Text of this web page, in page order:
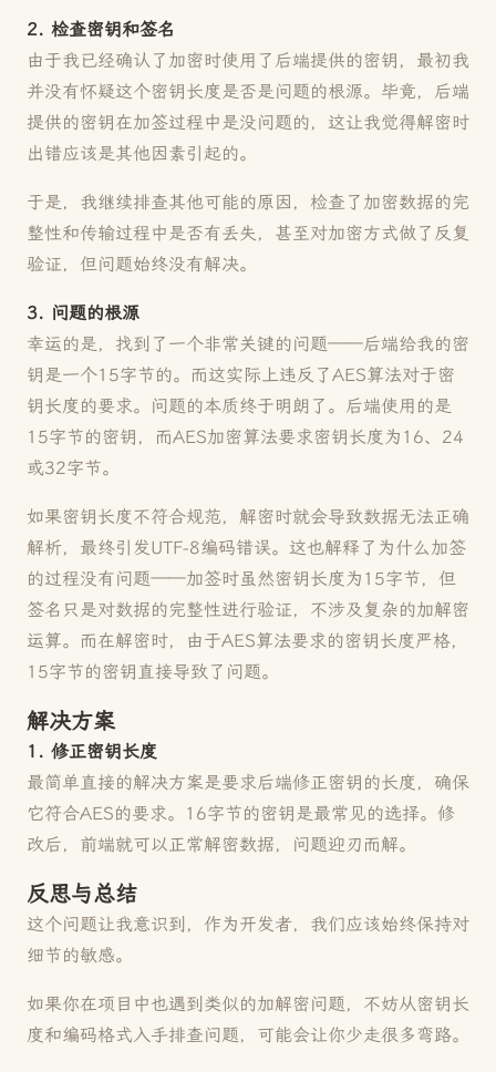
2. 检查密钥和签名
由于我已经确认了加密时使用了后端提供的密钥，最初我
并没有怀疑这个密钥长度是否是问题的根源。毕竟，后端
提供的密钥在加签过程中是没问题的，这让我觉得解密时
出错应该是其他因素引起的。
于是，我继续排查其他可能的原因，检查了加密数据的完
整性和传输过程中是否有丢失，甚至对加密方式做了反复
验证，但问题始终没有解决。
3. 问题的根源
幸运的是，找到了一个非常关键的问题——后端给我的密
钥是一个15字节的。而这实际上违反了AES算法对于密
钥长度的要求。问题的本质终于明朗了。后端使用的是
15字节的密钥，而AES加密算法要求密钥长度为16、24
或32字节。
如果密钥长度不符合规范，解密时就会导致数据无法正确
解析，最终引发UTF-8编码错误。这也解释了为什么加签
的过程没有问题——加签时虽然密钥长度为15字节，但
签名只是对数据的完整性进行验证，不涉及复杂的加解密
运算。而在解密时，由于AES算法要求的密钥长度严格，
15字节的密钥直接导致了问题。
解决方案
1. 修正密钥长度
最简单直接的解决方案是要求后端修正密钥的长度，确保
它符合AES的要求。16字节的密钥是最常见的选择。修
改后，前端就可以正常解密数据，问题迎刃而解。
反思与总结
这个问题让我意识到，作为开发者，我们应该始终保持对
细节的敏感。
如果你在项目中也遇到类似的加解密问题，不妨从密钥长
度和编码格式入手排查问题，可能会让你少走很多弯路。